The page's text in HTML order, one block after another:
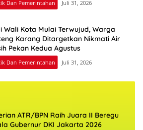
Dan Pemerintahan Juli 31, 2026
Wali Kota Mulai Terwujud, Warga
Karang Ditargetkan Nikmati Air
Pekan Kedua Agustus
Dan Pemerintahan Juli 31, 2026
ATR/BPN Raih Juara II Beregu
Gubernur DKI Jakarta 2026